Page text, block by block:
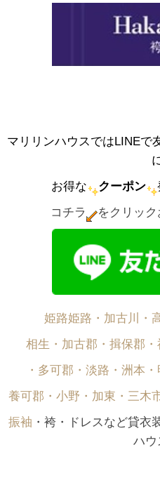
マリリンハウスではLINEで
お得な
クーポン
コチラ
をクリッ
姫路姫路・加古川・
相生・加古郡・揖保郡
・多可郡・淡路・洲本
養可郡・小野・加東・三木
振袖 ・袴・ドレスなど貸衣
ハウ